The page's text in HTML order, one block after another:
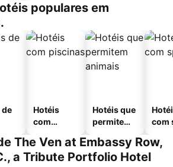
populares em
de
Hotéis
com
Hotéis que
permitem
com
The Ven at Embassy Row,
a Tribute Portfolio Hotel